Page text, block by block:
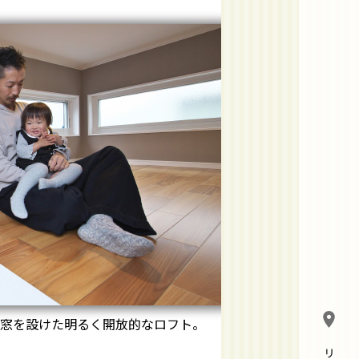
location_on
を設けた明るく開放的なロフト。